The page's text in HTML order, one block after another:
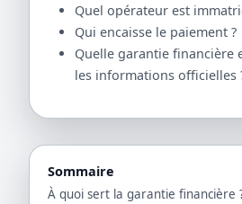
Quel opérateur est
Qui encaisse le paiement ?
Quelle garantie financière
les informations officielles
Sommaire
À quoi sert la garantie financière